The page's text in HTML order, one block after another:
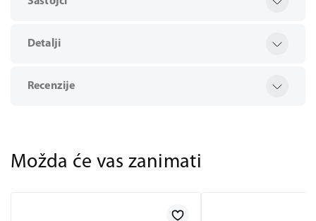
Detalji
Recenzije
Možda će vas zanimati